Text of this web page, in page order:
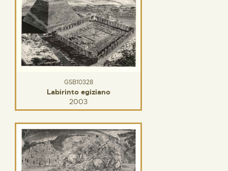
GSB10328
Labirinto egiziano
2003